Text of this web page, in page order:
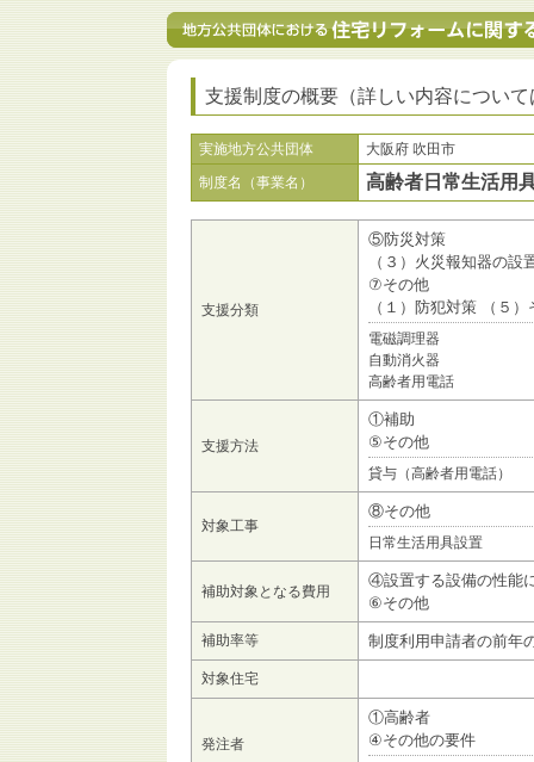
支援制度の概要（詳しい内容につい
実施地方公共団体
大阪府 吹田市
制度名（事業名）
高齢者日常生活用
支援分類
⑤防災対策
（３）火災報知器の設
⑦その他
（１）防犯対策 （５）
電磁調理器
自動消火器
高齢者用電話
支援方法
①補助
⑤その他
貸与（高齢者用電話）
対象工事
⑧その他
日常生活用具設置
補助対象となる費用
④設置する設備の性能
⑥その他
補助率等 制度利用申請者の前年
対象住宅
発注者
①高齢者
④その他の要件